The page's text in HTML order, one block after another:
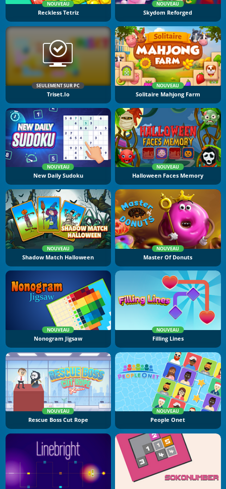
NOUVEAU
Reckless Tetriz
NOUVEAU
Skydom Reforged
SEULEMENT SUR PC
Triset.io
NOUVEAU
Solitaire Mahjong Farm
NOUVEAU
New Daily Sudoku
NOUVEAU
Halloween Faces Memory
NOUVEAU
Shadow Match Halloween
NOUVEAU
Master Of Donuts
NOUVEAU
Nonogram Jigsaw
NOUVEAU
Filling Lines
NOUVEAU
Rescue Boss Cut Rope
NOUVEAU
People Onet